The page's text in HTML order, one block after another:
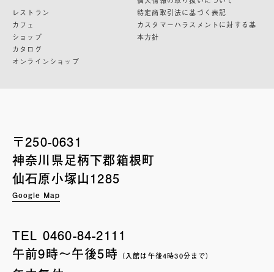
レストラン
カフェ
ショップ
カタログ
オンラインショップ
特定商取引法に基づく表記
カスタマーハラスメントに対する基
本方針
〒250-0631
神奈川県足柄下郡箱根町
仙石原小塚山1285
Google Map
TEL 0460-84-2111
午前9時〜午後5時 （入館は午後4時30分まで）